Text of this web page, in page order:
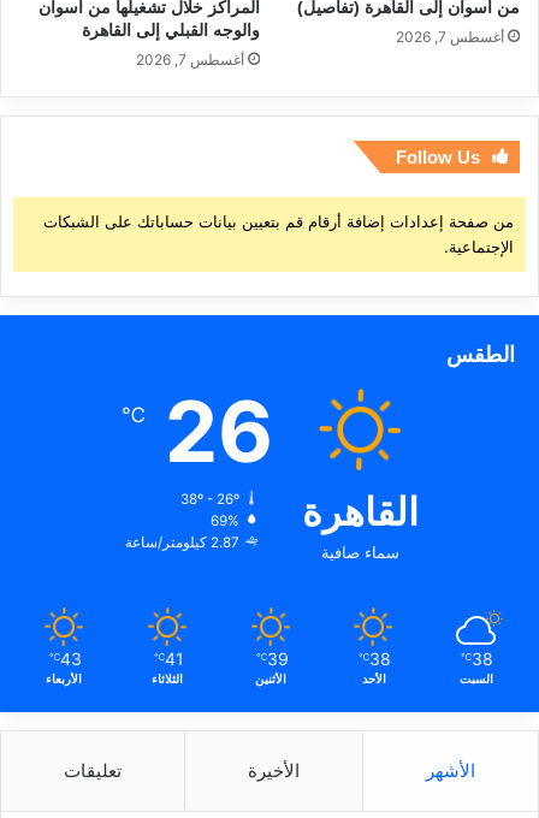
من أسوان إلى القاهرة (تفاصيل)
أغسطس 7, 2026
المراكز خلال تشغيلها من أسوان
والوجه القبلي إلى القاهرة
أغسطس 7, 2026
Follow Us
من صفحة إعدادات إضافة أرقام قم بتعيين بيانات حساباتك على الشبكات
الإجتماعية.
الطقس
القاهرة
سماء صافية
26
℃
38º - 26º
69%
2.87 كيلومتر/ساعة
38
℃
السبت
38
℃
الأحد
39
℃
الأثنين
41
℃
الثلاثاء
43
℃
الأربعاء
الأشهر الأخيرة تعليقات